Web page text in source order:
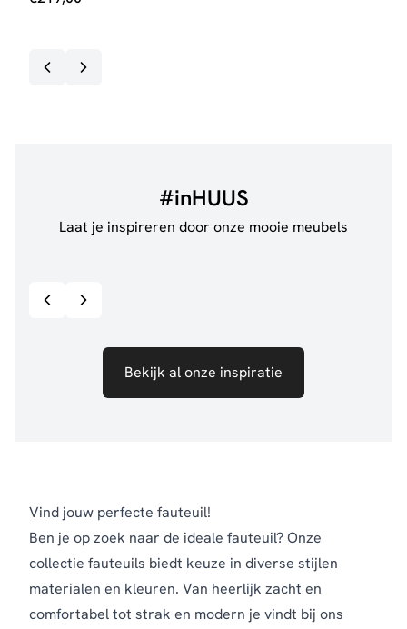
#inHUUS
Laat je inspireren door onze mooie meubels
Bekijk al onze inspiratie
Vind jouw perfecte fauteuil!
Ben je op zoek naar de ideale fauteuil? Onze
collectie fauteuils biedt keuze in diverse stijlen
materialen en kleuren. Van heerlijk zacht en
comfortabel tot strak en modern je vindt bij ons